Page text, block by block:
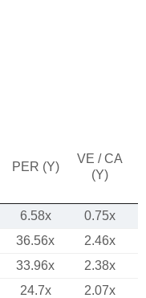
PER (Y)
VE / CA
(Y)
6.58x
0.75x
36.56x 2.46x
33.96x 2.38x
24.7x 2.07x